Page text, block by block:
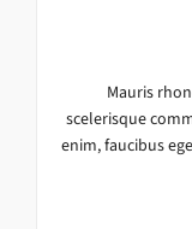
Mauris
scelerisque
enim, faucibus